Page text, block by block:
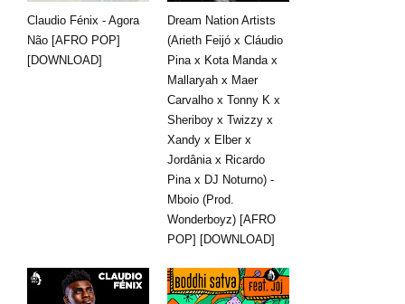
Claudio Fénix - Agora
Não [AFRO POP]
[DOWNLOAD]
Dream Nation Artists
(Arieth Feijó x Cláudio
Pina x Kota Manda x
Mallaryah x Maer
Carvalho x Tonny K x
Sheriboy x Twizzy x
Xandy x Elber x
Jordânia x Ricardo
Pina x DJ Noturno) -
Mboio (Prod.
Wonderboyz) [AFRO
POP] [DOWNLOAD]